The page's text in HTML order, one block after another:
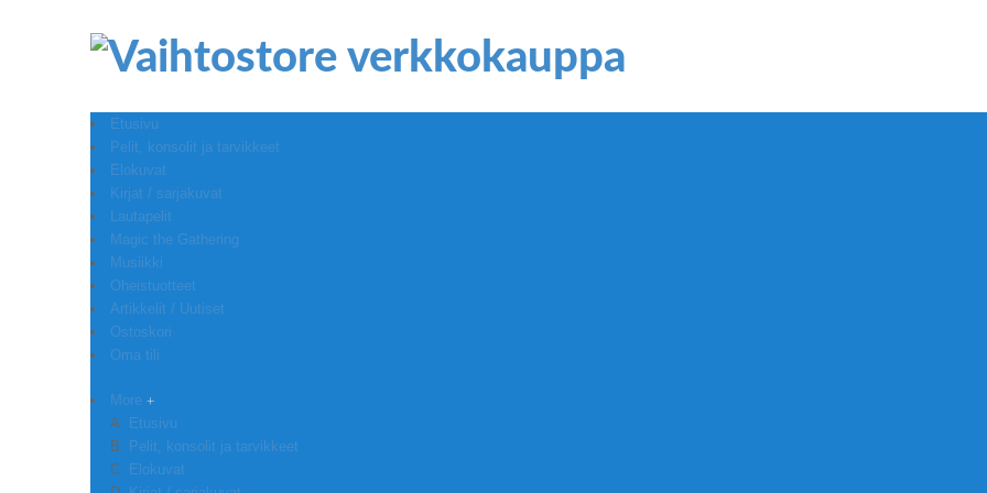
Etusivu
Pelit, konsolit ja tarvikkeet
Elokuvat
Kirjat / sarjakuvat
Lautapelit
Magic the Gathering
Musiikki
Oheistuotteet
Artikkelit / Uutiset
Ostoskori
Oma tili
More
Etusivu
Pelit, konsolit ja tarvikkeet
Elokuvat